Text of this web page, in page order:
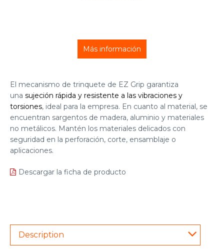
El mecanismo de trinquete de EZ Grip garantiza
una sujeción rápida y resistente a las vibraciones y
torsiones, ideal para la empresa. En cuanto al material, se
encuentran sargentos de madera, aluminio y materiales
no metálicos. Mantén los materiales delicados con
seguridad en la perforación, corte, ensamblaje o
aplicaciones.
Descargar la ficha de producto
Más información
Description